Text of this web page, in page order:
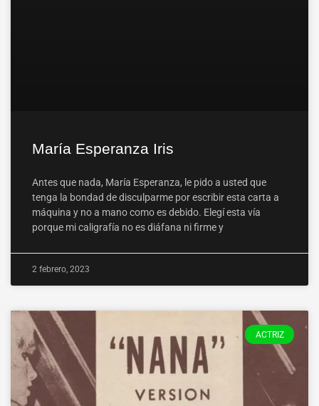
María Esperanza Iris
Antes que nada, María Esperanza, le pido a usted que
tenga la bondad de disculparme por escribir esta carta a
máquina y no a mano como es debido. Elegí esta vía
porque mi caligrafía no es diáfana ni firme y
2 febrero, 2023
ACTRIZ